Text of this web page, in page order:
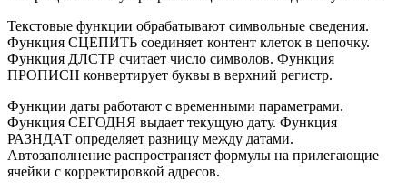
Текстовые функции обрабатывают символьные сведения.
Функция СЦЕПИТЬ соединяет контент клеток в цепочку.
Функция ДЛСТР считает число символов. Функция
ПРОПИСН конвертирует буквы в верхний регистр.
Функции даты работают с временными параметрами.
Функция СЕГОДНЯ выдает текущую дату. Функция
РАЗНДАТ определяет разницу между датами.
Автозаполнение распространяет формулы на прилегающие
ячейки с корректировкой адресов.